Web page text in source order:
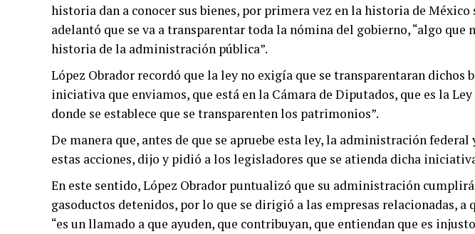
historia dan a conocer sus bienes, por primera vez en la historia de México
adelantó que se va a transparentar toda la nómina del gobierno, “algo que
historia de la administración pública”.
López Obrador recordó que la ley no exigía que se transparentaran dichos
iniciativa que enviamos, que está en la Cámara de Diputados, que es la
donde se establece que se transparenten los patrimonios”.
De manera que, antes de que se apruebe esta ley, la administración
estas acciones, dijo y pidió a los legisladores que se atienda dicha
En este sentido, López Obrador puntualizó que su administración
gasoductos detenidos, por lo que se dirigió a las empresas relacionadas, a
“es un llamado a que ayuden, que contribuyan, que entiendan que es